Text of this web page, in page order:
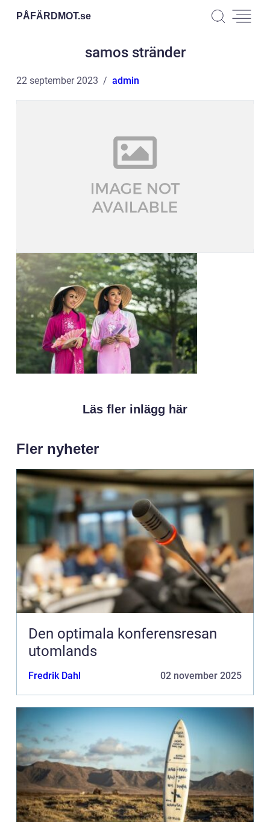
PÅFÄRDMOT.se
samos stränder
22 september 2023 admin
Läs fler inlägg här
Fler nyheter
Den optimala konferensresan
utomlands
Fredrik Dahl 02 november 2025